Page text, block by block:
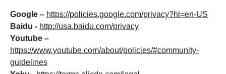
Google – https://policies.google.com/privacy?hl=en-US
Baidu - http://usa.baidu.com/privacy
Youtube –
https://www.youtube.com/about/policies/#community-
guidelines